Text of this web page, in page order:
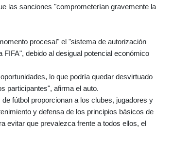
las sanciones "comprometerían gravemente la
procesal" el "sistema de autorización
debido al desigual potencial económico
lo que podría quedar desvirtuado
participantes", afirma el auto.
fútbol proporcionan a los clubes, jugadores y
y defensa de los principios básicos de
evitar que prevalezca frente a todos ellos, el